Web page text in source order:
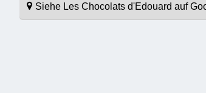
Siehe Les Chocolats d'Edouard auf